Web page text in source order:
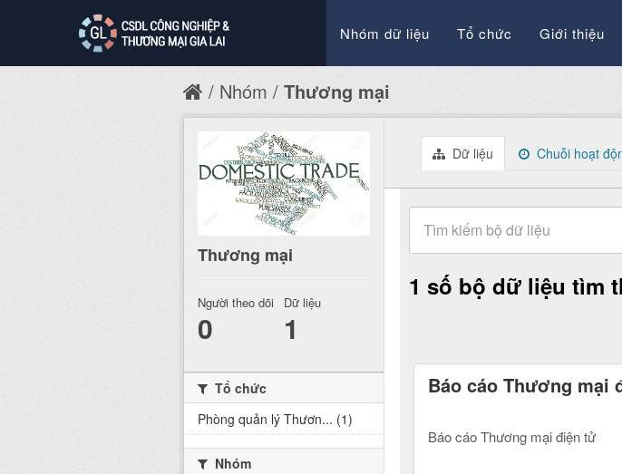
Nhóm dữ liệu Tổ chức Giới thiệu
Nhóm Thương mại
Dữ liệu Chuỗi hoạt
1 số bộ dữ liệu tìm
Báo cáo Thương mại
Báo cáo Thương mại điện tử
Thương mại
Người theo dõi
0
Dữ liệu
1
Tổ chức
Phòng quản lý Thươn... (1)
Nhóm